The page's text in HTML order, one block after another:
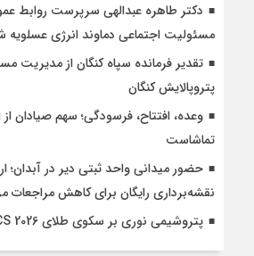
دکتر طاهره عبدالهی سرپرست روابط
مسئولیت اجتماعی دماوند انرژی عسلویه
تقدیر فرمانده سپاه کنگان از مدیریت
پتروپالایش کنگان
وعده، افتتاح، فرسودگی؛ سهم صیادان
تماشاست
حضور میدانی واحد ثبتی دیر در آبدان؛
نقشه‌برداری رایگان برای کاهش مراجعات
پتروشیمی نوری بر سکوی طلای BRICS 2026 ایستاد